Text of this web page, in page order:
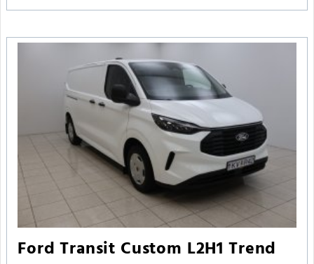
Ford Transit Custom L2H1 Trend